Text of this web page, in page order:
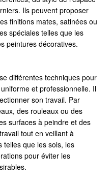
Ils peuvent proposer
finitions mates, satinées ou
spéciales telles que les
peintures décoratives.
différentes techniques pour
et professionnelle. Il
son travail. Par
des rouleaux ou des
surfaces à peindre et des
tout en veillant à
telles que les sols, les
pour éviter les